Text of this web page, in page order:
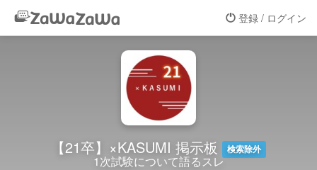
登録 / ログイン
【21卒】×KASUMI 掲示板 検索除外
1次試験について語るスレ